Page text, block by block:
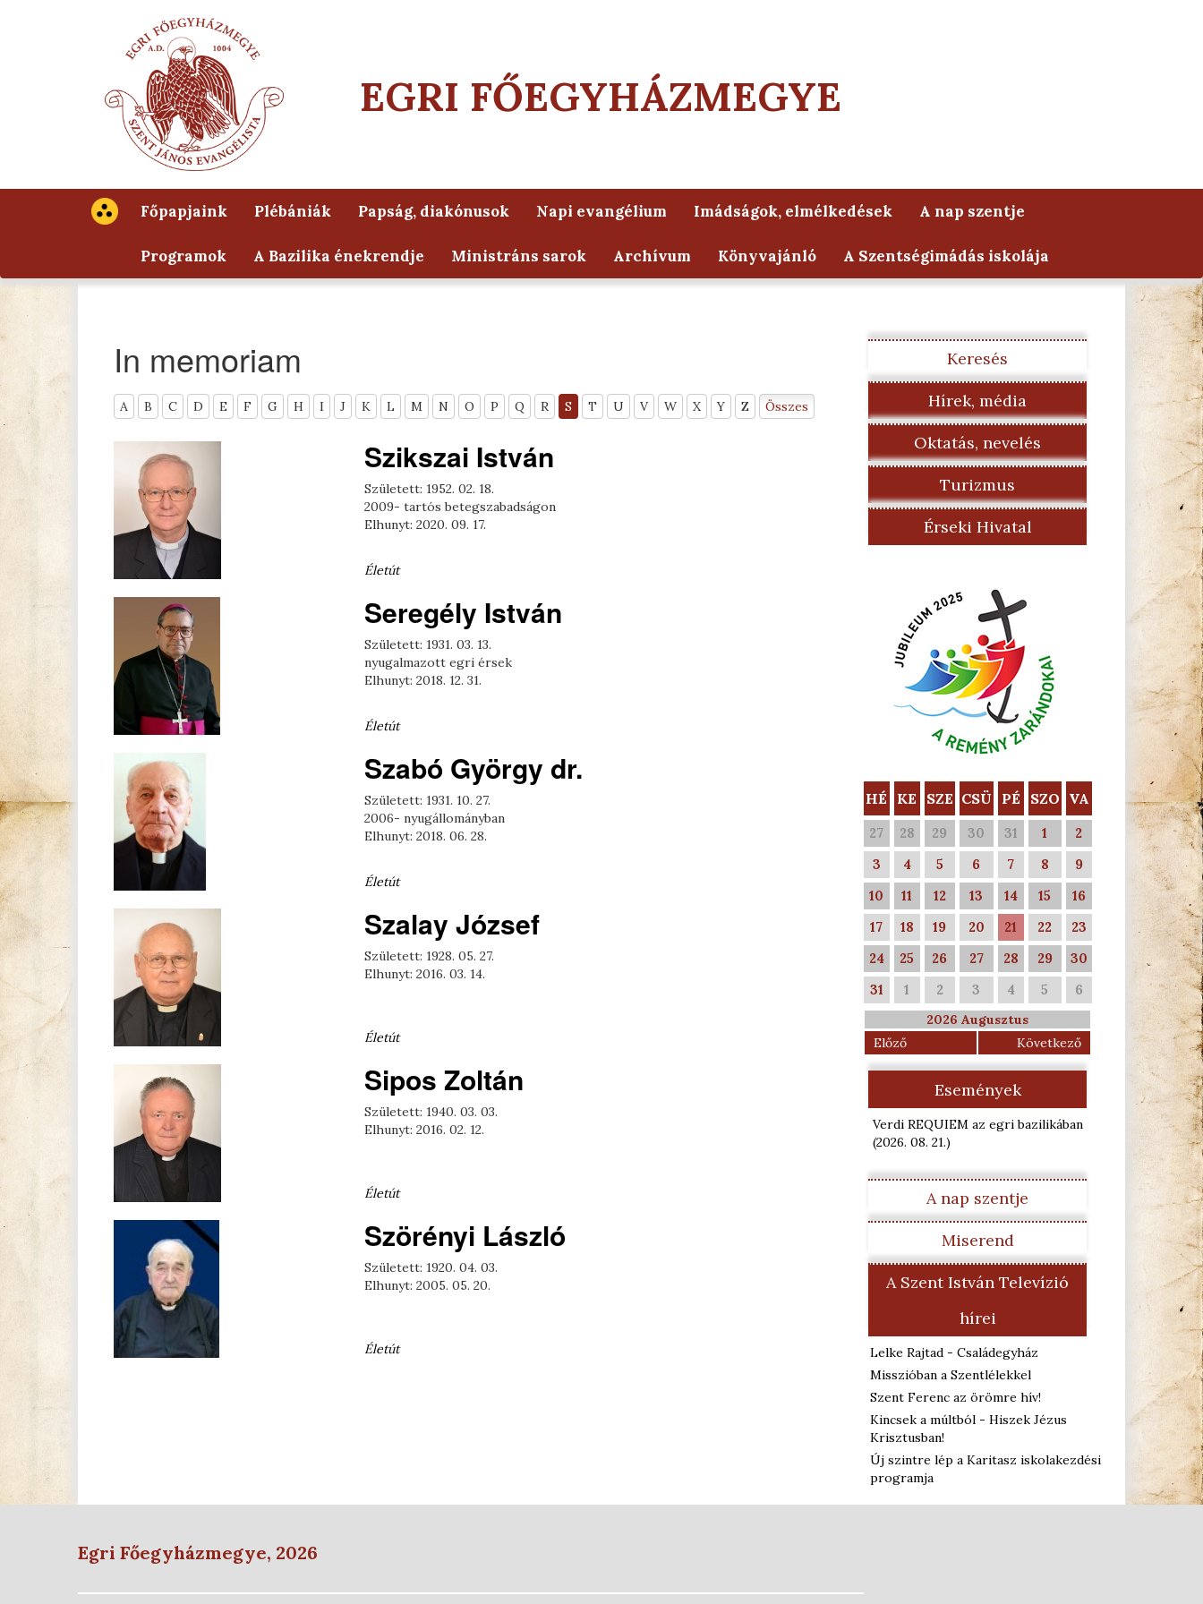
EGRI FŐEGYHÁZMEGYE
Főpapjaink Plébániák Papság, diakónusok Napi evangélium Imádságok, elmélkedések A nap szentje
Programok A Bazilika énekrendje Ministráns sarok Archívum Könyvajánló A Szentségimádás iskolája
In memoriam
A B C D E F G H I J K L M N O P Q R S T U V W X Y Z Összes
Szikszai István
Született: 1952. 02. 18.
2009- tartós betegszabadságon
Elhunyt: 2020. 09. 17.
Életút
Seregély István
Született: 1931. 03. 13.
nyugalmazott egri érsek
Elhunyt: 2018. 12. 31.
Életút
Szabó György dr.
Született: 1931. 10. 27.
2006- nyugállományban
Elhunyt: 2018. 06. 28.
Életút
Szalay József
Született: 1928. 05. 27.
Elhunyt: 2016. 03. 14.
Életút
Sipos Zoltán
Született: 1940. 03. 03.
Elhunyt: 2016. 02. 12.
Életút
Szörényi László
Született: 1920. 04. 03.
Elhunyt: 2005. 05. 20.
Életút
Keresés
Hírek, média
Oktatás, nevelés
Turizmus
Érseki Hivatal
HÉ KE SZE CSÜ PÉ SZO VA
27 28 29 30 31 1
2
3
4 5 6 7 8
9
10
11 12 13 14 15
16
17
18 19 20 21 22
23
24
25 26 27 28 29
30
31
1 2 3 4 5 6
2026 Augusztus
Előző
Következő
Események
Verdi REQUIEM az egri bazilikában
(2026. 08. 21.)
A nap szentje
Miserend
A Szent István Televízió
hírei
Lelke Rajtad - Családegyház
Misszióban a Szentlélekkel
Szent Ferenc az örömre hív!
Kincsek a múltból - Hiszek Jézus
Krisztusban!
Új szintre lép a Karitasz iskolakezdési
programja
Egri Főegyházmegye, 2026